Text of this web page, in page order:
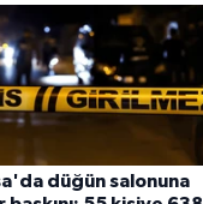
düğün salonuna